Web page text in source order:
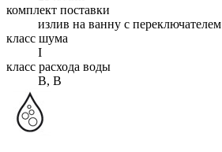
комплект поставки
излив на ванну с переключателем
класс шума
I
класс расхода воды
B, B